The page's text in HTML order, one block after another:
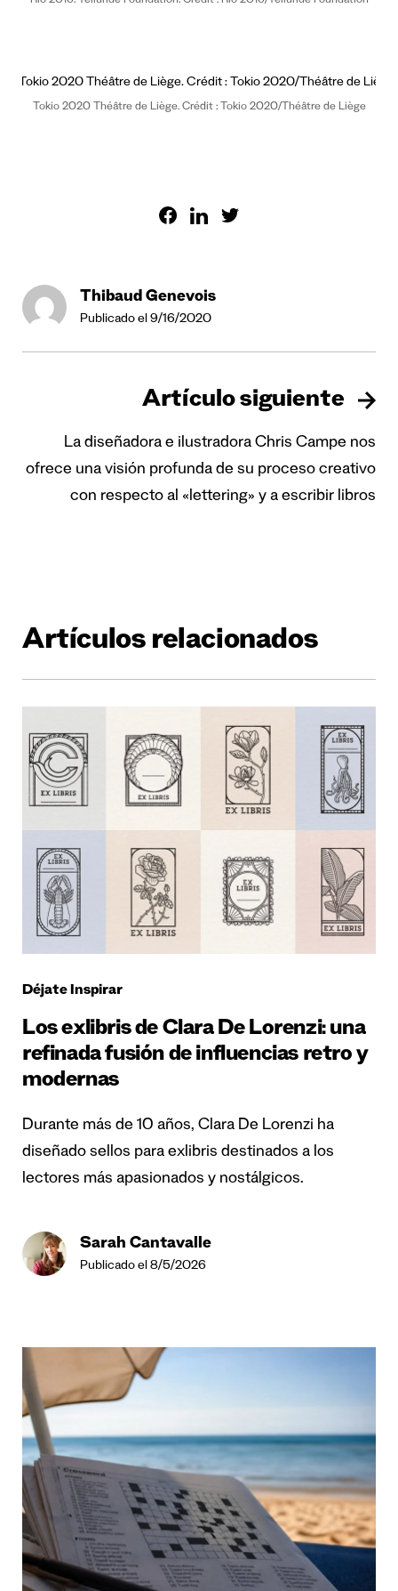
Tokio 2020 Théâtre de Liège. Crédit : Tokio 2020/Théâtre de Liège
Thibaud Genevois
Publicado el 9/16/2020
Artículo siguiente
La diseñadora e ilustradora Chris Campe nos
ofrece una visión profunda de su proceso creativo
con respecto al «lettering» y a escribir libros
Artículos relacionados
Déjate Inspirar
Los exlibris de Clara De Lorenzi: una
refinada fusión de influencias retro y
modernas
Durante más de 10 años, Clara De Lorenzi ha
diseñado sellos para exlibris destinados a los
lectores más apasionados y nostálgicos.
Sarah Cantavalle
Publicado el 8/5/2026